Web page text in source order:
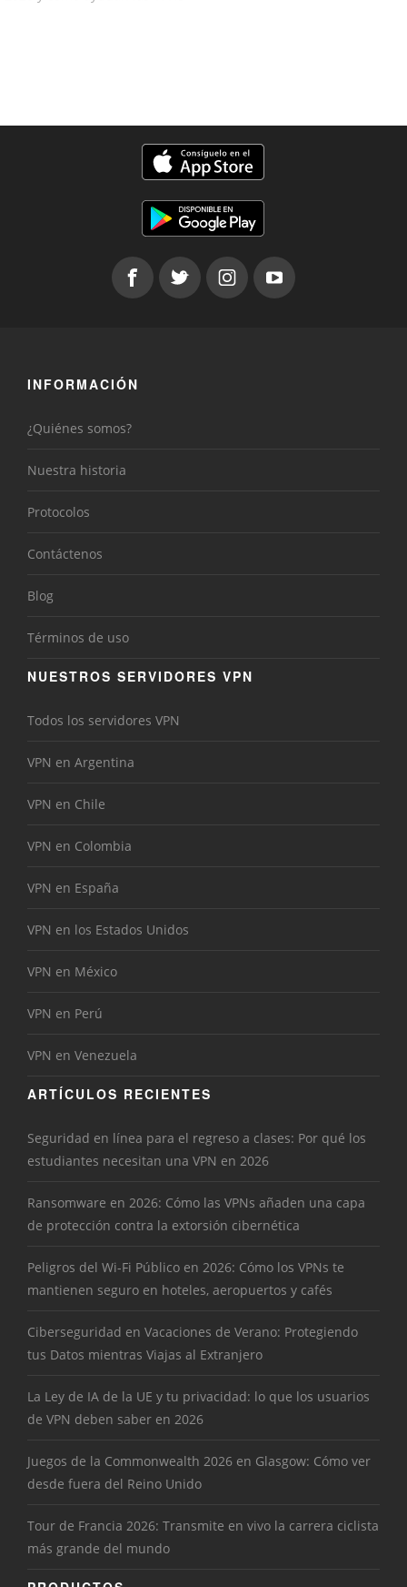
INFORMACIÓN
¿Quiénes somos?
Nuestra historia
Protocolos
Contáctenos
Blog
Términos de uso
NUESTROS SERVIDORES VPN
Todos los servidores VPN
VPN en Argentina
VPN en Chile
VPN en Colombia
VPN en España
VPN en los Estados Unidos
VPN en México
VPN en Perú
VPN en Venezuela
ARTÍCULOS RECIENTES
Seguridad en línea para el regreso a clases: Por qué los
estudiantes necesitan una VPN en 2026
Ransomware en 2026: Cómo las VPNs añaden una capa
de protección contra la extorsión cibernética
Peligros del Wi-Fi Público en 2026: Cómo los VPNs te
mantienen seguro en hoteles, aeropuertos y cafés
Ciberseguridad en Vacaciones de Verano: Protegiendo
tus Datos mientras Viajas al Extranjero
La Ley de IA de la UE y tu privacidad: lo que los usuarios
de VPN deben saber en 2026
Juegos de la Commonwealth 2026 en Glasgow: Cómo ver
desde fuera del Reino Unido
Tour de Francia 2026: Transmite en vivo la carrera ciclista
más grande del mundo